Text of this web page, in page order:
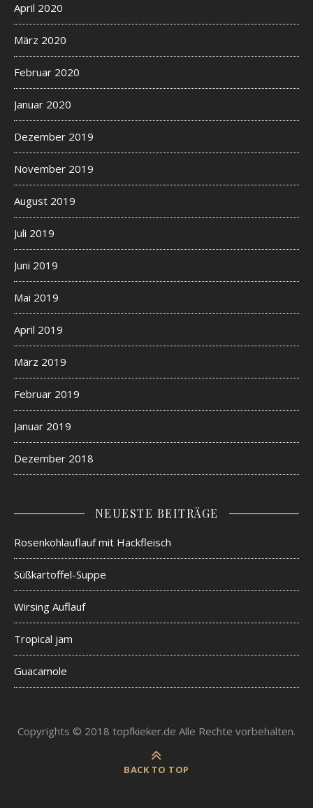
April 2020
März 2020
Februar 2020
Januar 2020
Dezember 2019
November 2019
August 2019
Juli 2019
Juni 2019
Mai 2019
April 2019
März 2019
Februar 2019
Januar 2019
Dezember 2018
NEUESTE BEITRÄGE
Rosenkohlauflauf mit Hackfleisch
Süßkartoffel-Suppe
Wirsing Auflauf
Tropical jam
Guacamole
Copyrights © 2018 topfkieker.de Alle Rechte vorbehalten.
BACK TO TOP